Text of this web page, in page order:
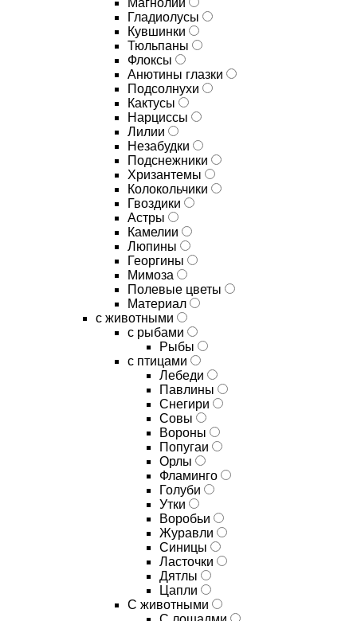
Магнолии
Гладиолусы
Кувшинки
Тюльпаны
Флоксы
Анютины глазки
Подсолнухи
Кактусы
Нарциссы
Лилии
Незабудки
Подснежники
Хризантемы
Колокольчики
Гвоздики
Астры
Камелии
Люпины
Георгины
Мимоза
Полевые цветы
Материал
с животными
с рыбами
Рыбы
с птицами
Лебеди
Павлины
Снегири
Совы
Вороны
Попугаи
Орлы
Фламинго
Голуби
Утки
Воробьи
Журавли
Синицы
Ласточки
Дятлы
Цапли
С животными